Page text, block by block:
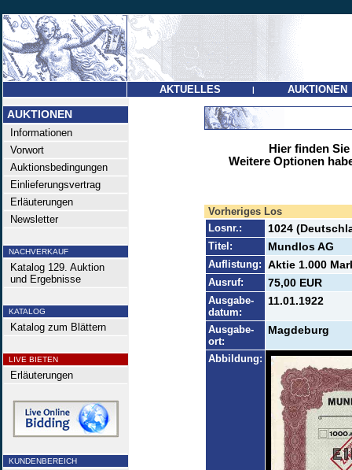
AKTUELLES | AUKTIONEN
AUKTIONEN
Informationen
Vorwort
Auktionsbedingungen
Einlieferungsvertrag
Erläuterungen
Newsletter
NACHVERKAUF
Katalog 129. Auktion
und Ergebnisse
KATALOG
Katalog zum Blättern
LIVE BIETEN
Erläuterungen
KUNDENBEREICH
Hier finden
Weitere Optionen
Vorheriges Los
Losnr.:
1024
Titel: Mundlos AG
Auflistung: Aktie 1.000
Ausruf: 75,00 EUR
Ausgabe-
datum:
11.01.1922
Ausgabe-
ort:
Magdeburg
Abbildung: